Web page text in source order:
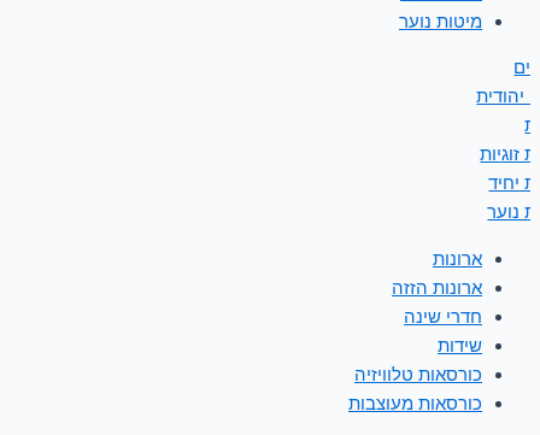
מיטות נוער
יהודית
זוגיות
יחיד
נוער
ארונות
ארונות הזזה
חדרי שינה
שידות
כורסאות טלוויזיה
כורסאות מעוצבות